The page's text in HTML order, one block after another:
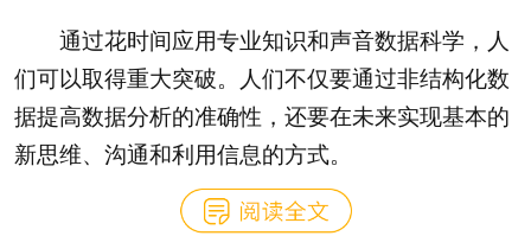
通过花时间应用专业知识和声音数据科学，人
们可以取得重大突破。人们不仅要通过非结构化数
据提高数据分析的准确性，还要在未来实现基本的
新思维、沟通和利用信息的方式。